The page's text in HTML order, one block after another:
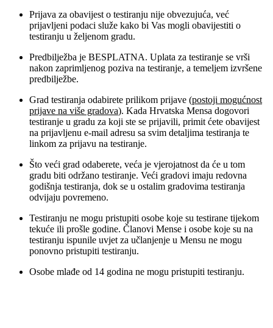
Prijava za obavijest o testiranju nije obvezujuća, već
prijavljeni podaci služe kako bi Vas mogli obavijestiti o
testiranju u željenom gradu.
Predbilježba je BESPLATNA. Uplata za testiranje se vrši
nakon zaprimljenog poziva na testiranje, a temeljem izvršene
predbilježbe.
Grad testiranja odabirete prilikom prijave (postoji mogućnost
prijave na više gradova). Kada Hrvatska Mensa dogovori
testiranje u gradu za koji ste se prijavili, primit ćete obavijest
na prijavljenu e-mail adresu sa svim detaljima testiranja te
linkom za prijavu na testiranje.
Što veći grad odaberete, veća je vjerojatnost da će u tom
gradu biti održano testiranje. Veći gradovi imaju redovna
godišnja testiranja, dok se u ostalim gradovima testiranja
odvijaju povremeno.
Testiranju ne mogu pristupiti osobe koje su testirane tijekom
tekuće ili prošle godine. Članovi Mense i osobe koje su na
testiranju ispunile uvjet za učlanjenje u Mensu ne mogu
ponovno pristupiti testiranju.
Osobe mlađe od 14 godina ne mogu pristupiti testiranju.